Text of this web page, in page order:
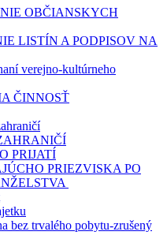
OBČIANSKYCH
LISTÍN A PODPISOV NA
verejno-kultúrneho
ČINNOSŤ
PRIJATÍ
PRIEZVISKA PO
bez trvalého pobytu-zrušený